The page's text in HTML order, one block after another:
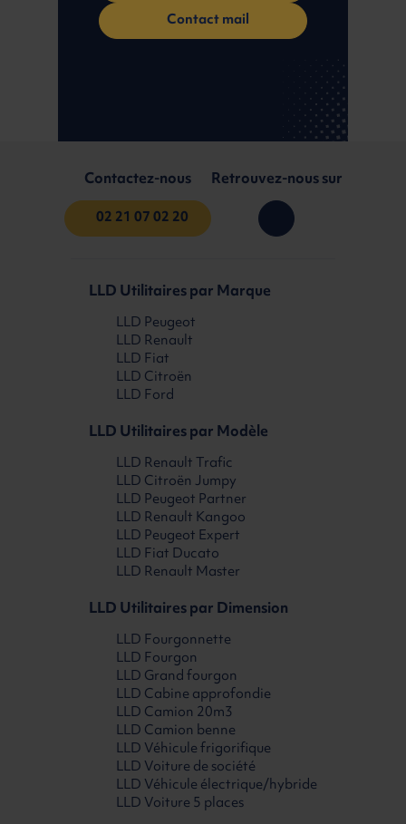
Contact mail
Contactez-nous
02 21 07 02 20
Retrouvez-nous sur
LLD Utilitaires par Marque
LLD Peugeot
LLD Renault
LLD Fiat
LLD Citroën
LLD Ford
LLD Utilitaires par Modèle
LLD Renault Trafic
LLD Citroën Jumpy
LLD Peugeot Partner
LLD Renault Kangoo
LLD Peugeot Expert
LLD Fiat Ducato
LLD Renault Master
LLD Utilitaires par Dimension
LLD Fourgonnette
LLD Fourgon
LLD Grand fourgon
LLD Cabine approfondie
LLD Camion 20m3
LLD Camion benne
LLD Véhicule frigorifique
LLD Voiture de société
LLD Véhicule électrique/hybride
LLD Voiture 5 places